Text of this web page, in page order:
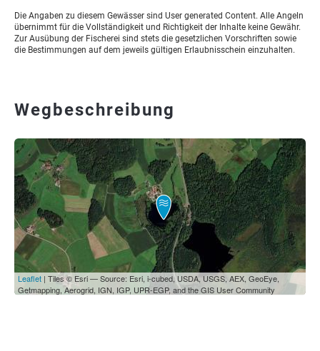
Die Angaben zu diesem Gewässer sind User generated Content. Alle Angeln
übernimmt für die Vollständigkeit und Richtigkeit der Inhalte keine Gewähr.
Zur Ausübung der Fischerei sind stets die gesetzlichen Vorschriften sowie
die Bestimmungen auf dem jeweils gültigen Erlaubnisschein einzuhalten.
Wegbeschreibung
Leaflet | Tiles © Esri — Source: Esri, i-cubed, USDA, USGS, AEX, GeoEye,
Getmapping, Aerogrid, IGN, IGP, UPR-EGP, and the GIS User Community